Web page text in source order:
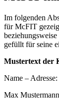
Im folgenden
für McFIT
gefüllt für seine
Mustertext der
Name – Adresse:
Max